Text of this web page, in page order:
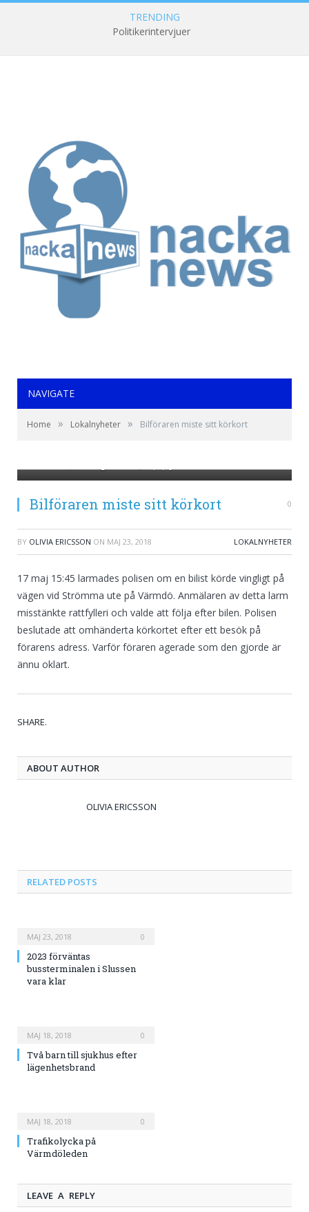
TRENDING
Politikerintervjuer
NAVIGATE
Home » Lokalnyheter » Bilföraren miste sitt körkort
https://www.google.se/search?
Bilföraren miste sitt körkort 0
BY OLIVIA ERICSSON ON MAJ 23, 2018 LOKALNYHETER
17 maj 15:45 larmades polisen om en bilist körde vingligt på
vägen vid Strömma ute på Värmdö. Anmälaren av detta larm
misstänkte rattfylleri och valde att följa efter bilen. Polisen
beslutade att omhänderta körkortet efter ett besök på
förarens adress. Varför föraren agerade som den gjorde är
ännu oklart.
SHARE.
ABOUT AUTHOR
OLIVIA ERICSSON
RELATED POSTS
MAJ 23, 2018 0
2023 förväntas
bussterminalen i Slussen
vara klar
MAJ 18, 2018 0
Två barn till sjukhus efter
lägenhetsbrand
MAJ 18, 2018 0
Trafikolycka på
Värmdöleden
LEAVE A REPLY